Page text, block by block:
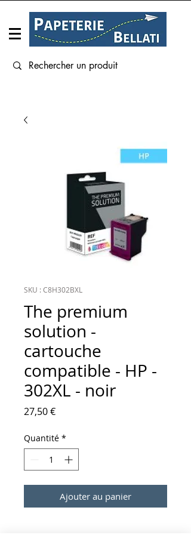
SKU : C8H302BXL
The premium
solution -
cartouche
compatible - HP -
302XL - noir
27,50 €Prix
Quantité *
Ajouter au panier